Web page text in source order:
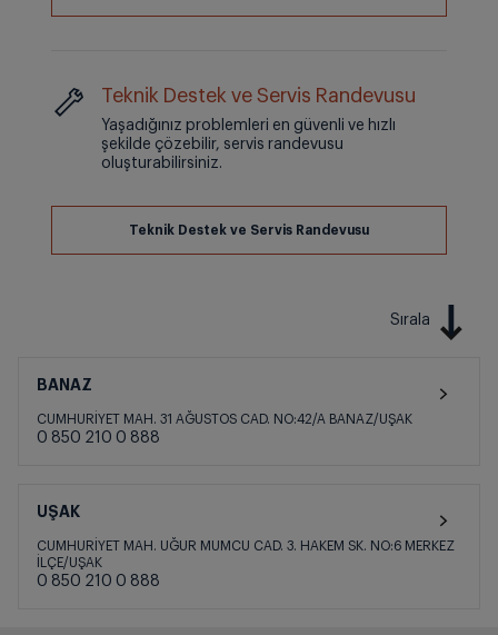
Teknik Destek ve Servis Randevusu
Yaşadığınız problemleri en güvenli ve hızlı
şekilde çözebilir, servis randevusu
oluşturabilirsiniz.
Sırala
BANAZ
CUMHURİYET MAH. 31 AĞUSTOS CAD. NO:42/A BANAZ/UŞAK
0 850 210 0 888
UŞAK
CUMHURİYET MAH. UĞUR MUMCU CAD. 3. HAKEM SK. NO:6 MERKEZ
İLÇE/UŞAK
0 850 210 0 888